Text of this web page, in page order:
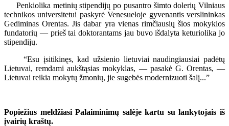
Penkiolika metinių stipendijų po pusantro šimto dolerių Vilniaus
technikos universitetui paskyrė Venesueloje gyvenantis verslininkas
Gediminas Orentas. Jis dabar yra vienas rimčiausių šios mokyklos
fundatorių — prieš tai doktorantams jau buvo išdalyta keturiolika jo
stipendijų.
“Esu įsitikinęs, kad užsienio lietuviai naudingiausiai padėtų
Lietuvai, remdami aukštąsias mokyklas, — pasakė G. Orentas, —
Lietuvai reikia mokytų žmonių, jie sugebės modernizuoti šalį...”
Popiežius meldžiasi Palaiminimų salėje kartu su lankytojais iš
įvairių kraštų.